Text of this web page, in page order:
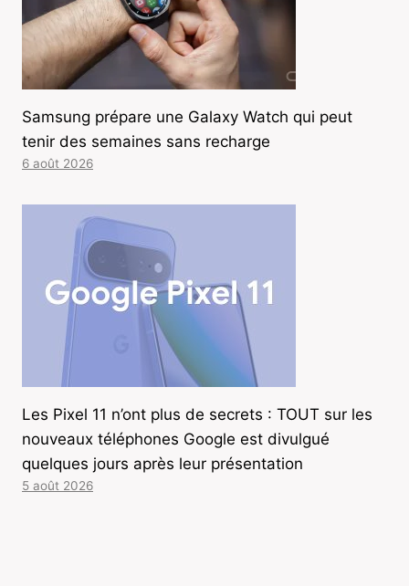
Samsung prépare une Galaxy Watch qui peut
tenir des semaines sans recharge
6 août 2026
Les Pixel 11 n’ont plus de secrets : TOUT sur les
nouveaux téléphones Google est divulgué
quelques jours après leur présentation
5 août 2026